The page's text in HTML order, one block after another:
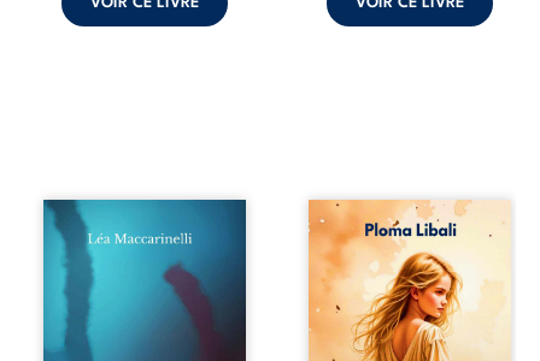
VOIR CE LIVRE VOIR CE LIVRE
Quatre parties.
Quatre refus.
Quatre visages
d’une existence en
friction. Entre les
silences qu’on ne
déchiffre pas, les
Autrefois, les
champs d’Atlantis
vibraient sous le
vent et les enfants
couraient dans les
blés. Puis la
couronne plia le